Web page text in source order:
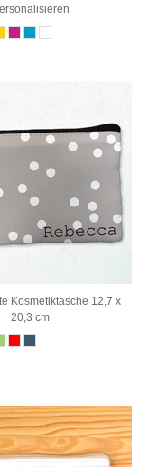
Kosmetiktasche 12,7 x
20,3 cm